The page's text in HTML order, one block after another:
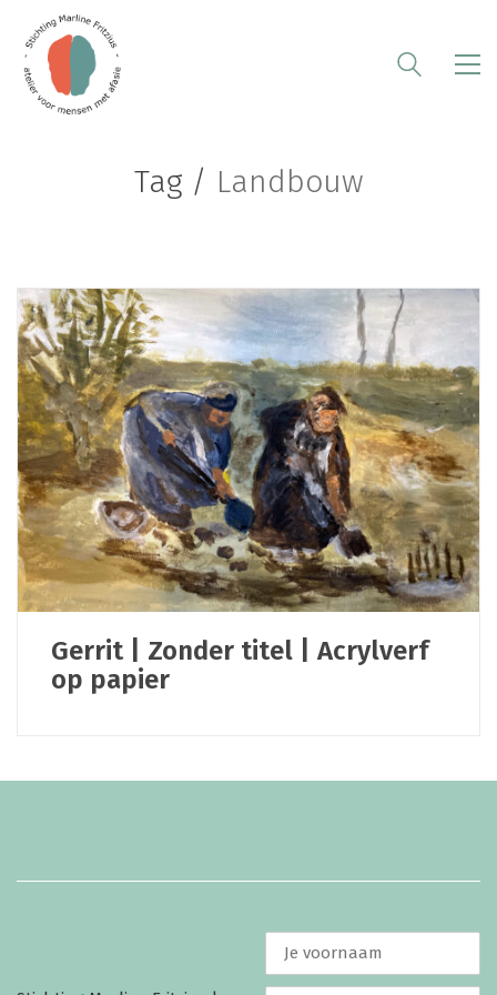
Tag / Landbouw
Gerrit | Zonder titel | Acrylverf
op papier